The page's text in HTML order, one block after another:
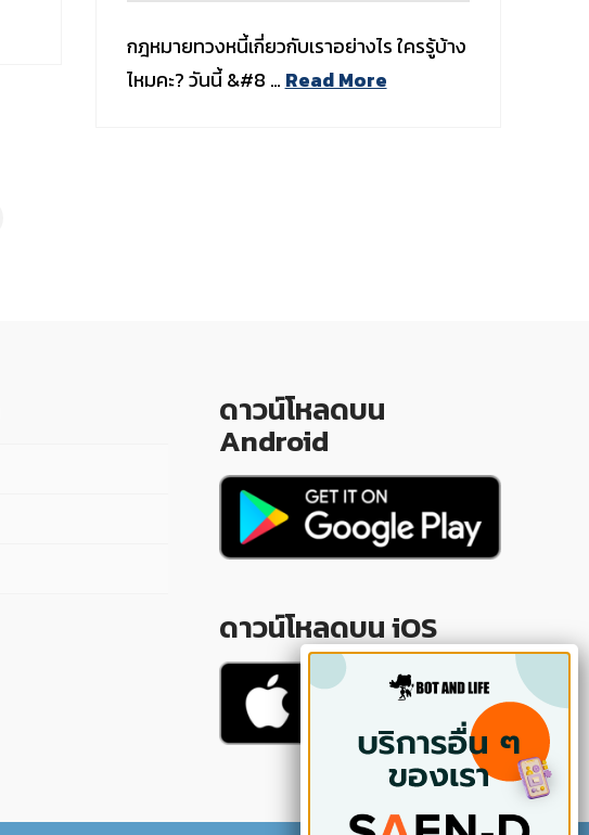
กฎหมายทวงหนี้เกี่ยวกับเราอย่างไร ใครรู้บ้าง
ไหมคะ? วันนี้ &#8 …Read More
ดาวน์โหลดบน
Android
ดาวน์โหลดบน iOS